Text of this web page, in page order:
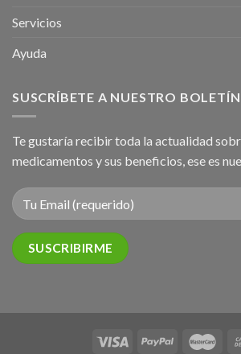
Servicios
Ayuda
SUSCRÍBETE A NUESTRO BOLETÍN
Te gustaría recibir toda la actualidad
medicamentos y sus beneficios, ese es